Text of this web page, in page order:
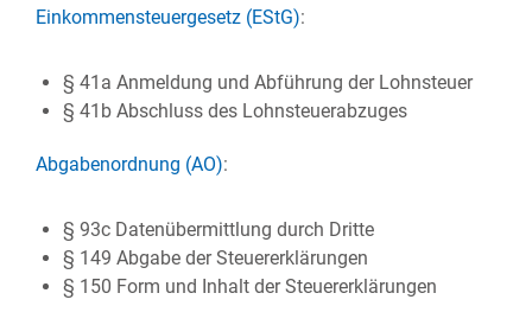
Einkommensteuergesetz (EStG):
§ 41a Anmeldung und Abführung der Lohnsteuer
§ 41b Abschluss des Lohnsteuerabzuges
Abgabenordnung (AO):
§ 93cDatenübermittlung durch Dritte
§ 149 Abgabe der Steuererklärungen
§ 150 Form und Inhalt der Steuererklärungen